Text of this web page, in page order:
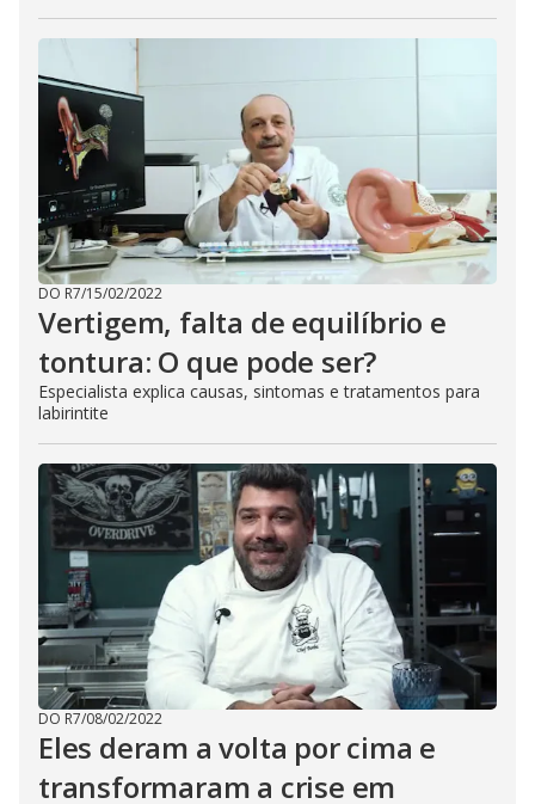
DO R7/15/02/2022
Vertigem, falta de equilíbrio e
tontura: O que pode ser?
Especialista explica causas, sintomas e tratamentos para
labirintite
DO R7/08/02/2022
Eles deram a volta por cima e
transformaram a crise em